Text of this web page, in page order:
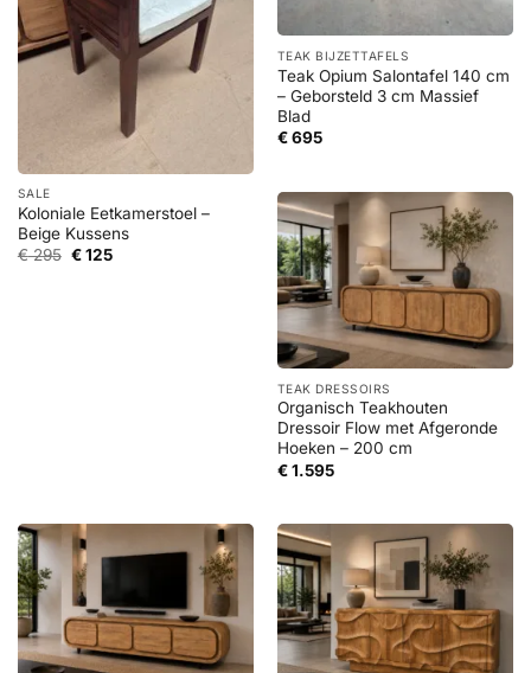
SALE
Koloniale Eetkamerstoel –
Beige Kussens
€295 Oorspronkelijke
€125Huidige
TEAK BIJZETTAFELS
Teak Opium Salontafel 140 cm
– Geborsteld 3 cm Massief
Blad
€695
TEAK DRESSOIRS
Organisch Teakhouten
Dressoir Flow met Afgeronde
Hoeken – 200 cm
€1.595